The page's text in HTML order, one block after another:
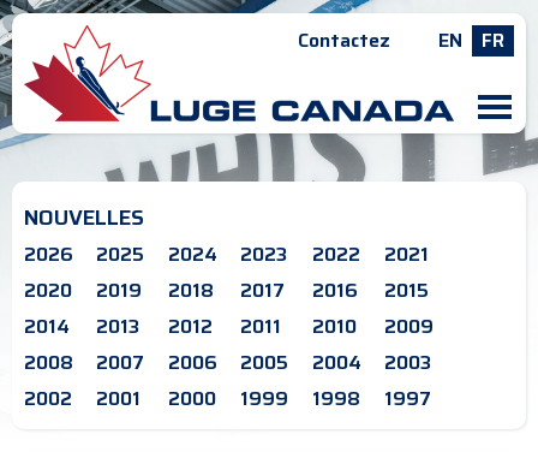
Contactez EN FR
M
NOUVELLES
2026 2025 2024 2023 2022
2021
2020
2019 2018 2017 2016
2015
2014
2013 2012 2011 2010
2009
2008
2007 2006 2005 2004
2003
2002
2001 2000 1999 1998 1997